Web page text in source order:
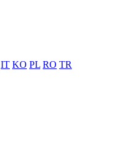
IT KO PL RO TR